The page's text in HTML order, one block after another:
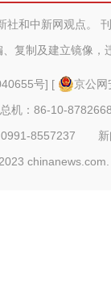
社和中新网观点。
复制及建立镜像，
号] [
京公
总机：86-10-
0991-8557237